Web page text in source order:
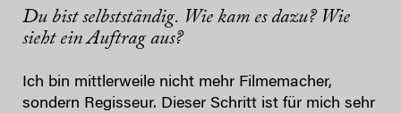
Du bist selbstständig. Wie kam es dazu? Wie
sieht ein Auftrag aus?
Ich bin mittlerweile nicht mehr Filmemacher,
sondern Regisseur. Dieser Schritt ist für mich sehr